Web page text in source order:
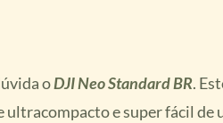
oDJI Neo Standard BR.
e super fácil de